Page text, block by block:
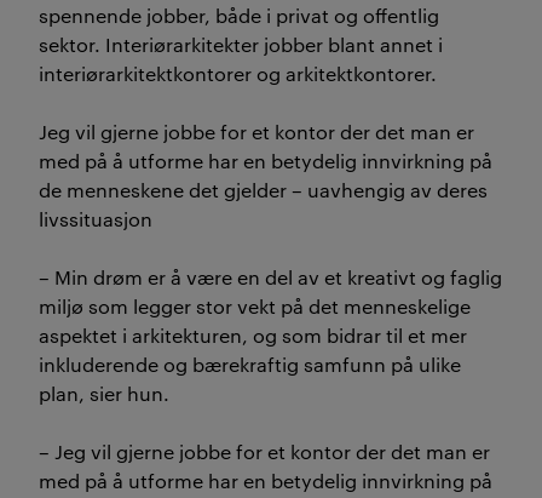
spennende jobber, både i privat og offentlig
sektor. Interiørarkitekter jobber blant annet i
interiørarkitektkontorer og arkitektkontorer.
Jeg vil gjerne jobbe for et kontor der det man er
med på å utforme har en betydelig innvirkning på
de menneskene det gjelder – uavhengig av deres
livssituasjon
– Min drøm er å være en del av et kreativt og faglig
miljø som legger stor vekt på det menneskelige
aspektet i arkitekturen, og som bidrar til et mer
inkluderende og bærekraftig samfunn på ulike
plan, sier hun.
– Jeg vil gjerne jobbe for et kontor der det man er
med på å utforme har en betydelig innvirkning på